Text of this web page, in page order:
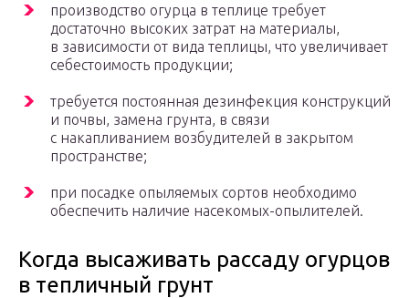
производство огурца в теплице требует
достаточно высоких затрат на материалы,
в зависимости от вида теплицы, что увеличивает
себестоимость продукции;
требуется постоянная дезинфекция конструкций
и почвы, замена грунта, в связи
с накапливанием возбудителей в закрытом
пространстве;
при посадке опыляемых сортов необходимо
обеспечить наличие насекомых-опылителей.
Когда высаживать рассаду огурцов
в тепличный грунт